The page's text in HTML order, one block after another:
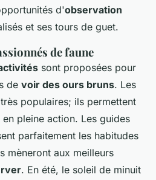
d'observation
et ses tours de guet.
de faune
sont proposées pour
de voir des ours bruns. Les
populaires; ils permettent
pleine action. Les guides
parfaitement les habitudes
mèneront aux meilleurs
. En été, le soleil de minuit